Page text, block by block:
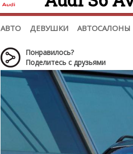
АВТО ДЕВУШКИ АВТОСАЛОНЫ
Последние добавления
Список марок
(+1102)
Понравилось?
Поделитесь с друзьями